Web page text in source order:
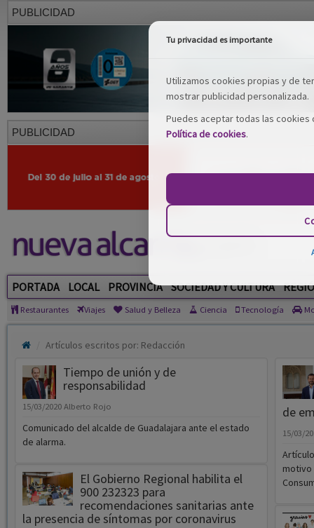
PUBLICIDAD
PUBLICIDAD
PORTADA LOCAL PROVINCIA SOCIEDAD Y CULTURA
Restaurantes Viajes Salud y Belleza Ciencia Tecnología
Artículos escritos por: Redacción
Tiempo de unión y de
responsabilidad
15/03/2020 Alberto Rojo
Comunicado del alcalde de Guadalajara ante el estado
de alarma.
El Gobierno Regional habilita el
900 232323 para
recomendaciones sanitarias ante
la presencia de síntomas por coronavirus
de
15/03/
motivo
Tu privacidad es importante
Utilizamos cookies propias y de
mostrar publicidad personalizada.
Puedes aceptar todas las
Política de cookies.